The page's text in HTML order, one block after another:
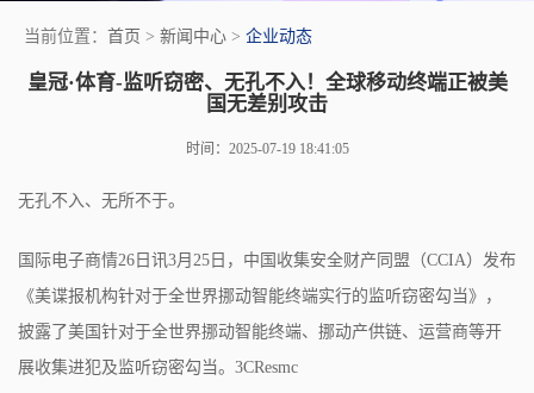
当前位置： 首页 > 新闻中心 > 企业动态
皇冠·体育-监听窃密、无孔不入！全球移动终端正被美
国无差别攻击
时间：2025-07-19 18:41:05
无孔不入、无所不于。
国际电子商情26日讯3月25日，中国收集安全财产同盟（CCIA）发布
《美谍报机构针对于全世界挪动智能终端实行的监听窃密勾当》，
披露了美国针对于全世界挪动智能终端、挪动产供链、运营商等开
展收集进犯及监听窃密勾当。3CResmc